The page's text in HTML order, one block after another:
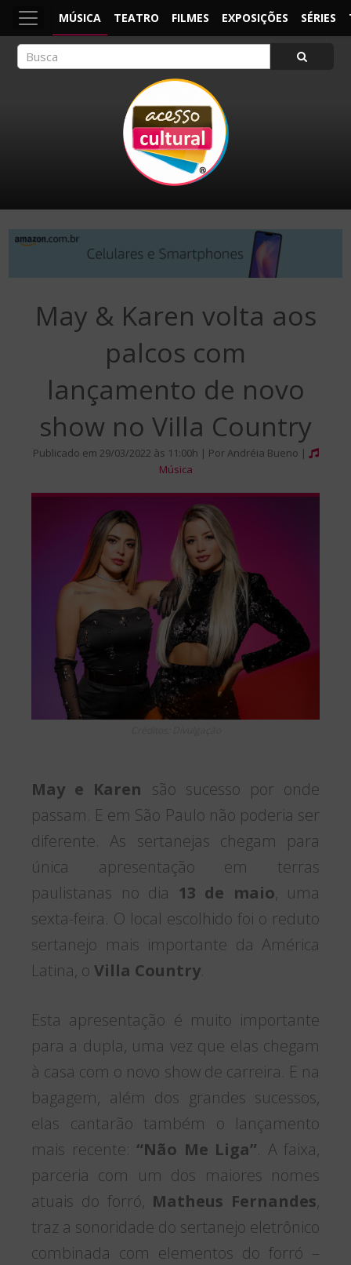
MÚSICA TEATRO FILMES EXPOSIÇÕES SÉRIES
May & Karen volta aos
palcos com
lançamento de novo
show no Villa Country
Publicado em 29/03/2022 às 11:00h | Por Andréia Bueno |
Música
May e Karen são sucesso por onde
passam. E em São Paulo não poderia ser
diferente. As sertanejas chegam para
única apresentação em terras
paulistanas no dia 13 de maio, uma
sexta-feira. O local escolhido foi o reduto
sertanejo mais importante da América
Latina, o Villa Country.
Esta apresentação é muito importante
para a dupla, uma vez que elas chegam
à casa com o novo show de carreira. E na
bagagem, além dos grandes sucessos,
elas cantarão também o lançamento
mais recente: “Não Me Liga”. A faixa,
parceria com um dos maiores nomes
atuais do forró, Matheus Fernandes,
traz a sonoridade do sertanejo eletrônico
combinada com elementos do forró –